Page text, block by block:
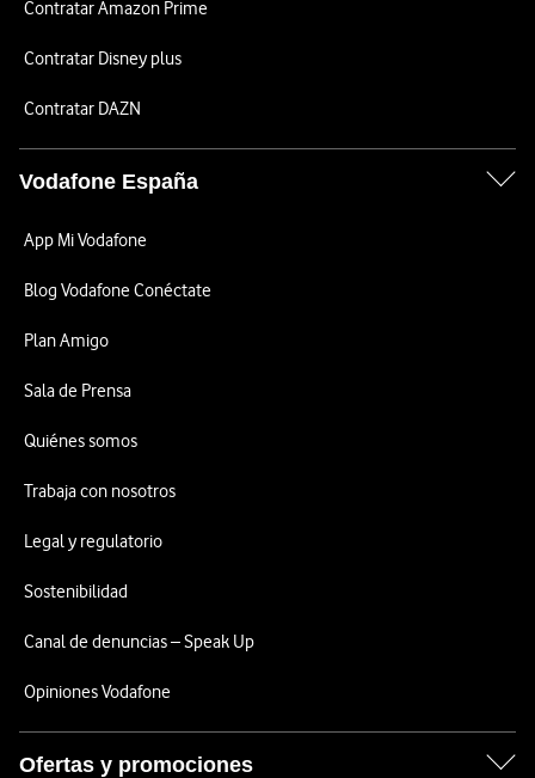
Contratar Amazon Prime
Contratar Disney plus
Contratar DAZN
Vodafone España
App Mi Vodafone
Blog Vodafone Conéctate
Plan Amigo
Sala de Prensa
Quiénes somos
Trabaja con nosotros
Legal y regulatorio
Sostenibilidad
Canal de denuncias – Speak Up
Opiniones Vodafone
Ofertas y promociones